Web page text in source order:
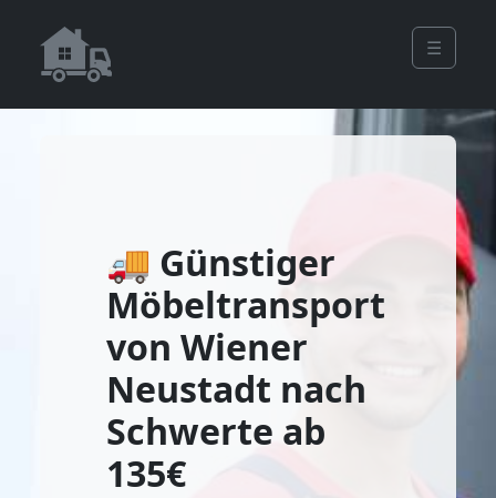
☰
🚚 Günstiger
Möbeltransport
von Wiener
Neustadt nach
Schwerte ab
135€